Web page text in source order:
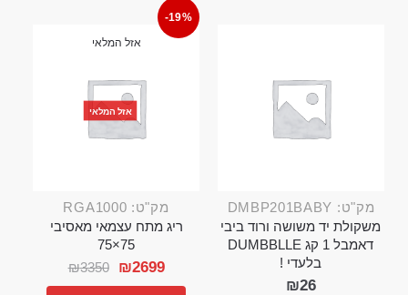
מק"ט: DMBP201BABY
משקולת יד משושה ורוד ביבי
דאמבל 1 קג DUMBBLLE
בלעדי !
₪26
-19%
אזל המלאי
אזל המלאי
מק"ט: RGA1000
ריג מתח עצמאי מאסיבי
75×75
₪3350 ₪2699